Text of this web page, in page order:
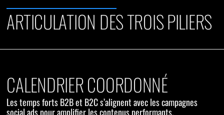
ARTICULATION DES TROIS PILIERS
CALENDRIER COORDONNÉ
Les temps forts B2B et B2C s’alignent avec les campagnes
social ads pour amplifier les contenus performants.